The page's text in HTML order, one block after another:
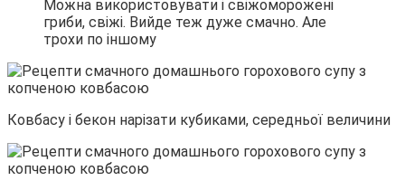
Можна використовувати і свіжоморожені
гриби, свіжі. Вийде теж дуже смачно. Але
трохи по іншому
Ковбасу і бекон нарізати кубиками, середньої величини